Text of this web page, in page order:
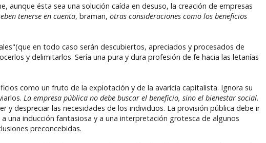
ésta sea una solución caída en desuso, la creación de empresas
tenerse en cuenta, braman, otras consideraciones como los beneficios
en todo caso serán descubiertos, apreciados y procesados de
y delimitarlos. Sería una pura y dura profesión de fe hacia las letanías
como un fruto de la explotación y de la avaricia capitalista. Ignora su
La empresa pública no debe buscar el beneficio, sino el bienestar social.
despreciar las necesidades de los individuos. La provisión pública debe ir
una inducción fantasiosa y a una interpretación grotesca de algunos
preconcebidas.